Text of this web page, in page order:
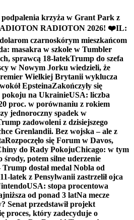
podpalenia krzyża w Grant Park z
RADIOTON 2026! ❤️IL:
czarnoskórym mieszkańcom
masakra w szkole w Tumbler
sprawcą 18-latekTrump do szefa
w Nowym Jorku wiedzieli, że
Wielkiej Brytanii wyklucza
EpsteinaZakończyły się
pokoju na UkrainieUSA: liczba
proc. w porównaniu z rokiem
jednoroczny spadek w
zadowoleni z dzisiejszego
Grenlandii. Bez wojska – ale z
Rozpoczęło się Forum w Davos,
do Rady PokojuChicago: w tym
potem silne uderzenie
Trump dostał medal Nobla od
latek z Pensylwanii zastrzelił ojca
USA: stopa procentowa
od ponad 3 latNa mecze
Senat przedstawił projekt
proces, który zadecyduje o